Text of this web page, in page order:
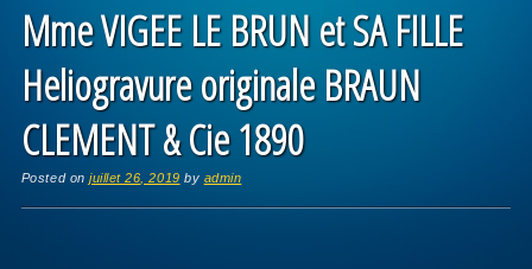
Mme VIGEE LE BRUN et SA FILLE
Heliogravure originale BRAUN
CLEMENT & Cie 1890
Posted onjuillet 26, 2019 by admin